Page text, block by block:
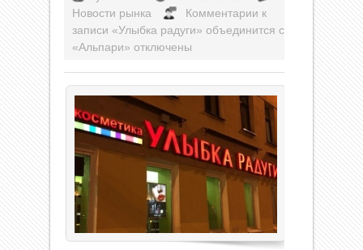
Новости рынка
Комментарии к
записи «Улыбка радуги» объединится с
«Альпари» отключены